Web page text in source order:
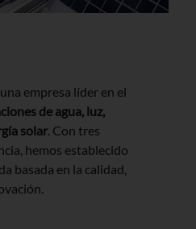
empresa líder en el
de agua, luz,
solar. Con tres
hemos establecido
basada en la calidad,